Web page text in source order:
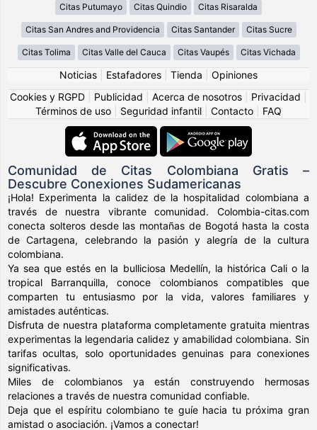
Citas Putumayo Citas Quindio Citas Risaralda
Citas San Andres and Providencia Citas Santander Citas Sucre
Citas Tolima Citas Valle del Cauca Citas Vaupés Citas Vichada
Noticias Estafadores Tienda
Opiniones
Cookies y RGPD
Publicidad Acerca de nosotros Privacidad
Términos de uso
Seguridad infantil Contacto FAQ
Comunidad de Citas Colombiana Gratis –
Descubre Conexiones Sudamericanas
¡Hola! Experimenta la calidez de la hospitalidad colombiana a
través de nuestra vibrante comunidad. Colombia-citas.com
conecta solteros desde las montañas de Bogotá hasta la costa
de Cartagena, celebrando la pasión y alegría de la cultura
colombiana.
Ya sea que estés en la bulliciosa Medellín, la histórica Cali o la
tropical Barranquilla, conoce colombianos compatibles que
comparten tu entusiasmo por la vida, valores familiares y
amistades auténticas.
Disfruta de nuestra plataforma completamente gratuita mientras
experimentas la legendaria calidez y amabilidad colombiana. Sin
tarifas ocultas, solo oportunidades genuinas para conexiones
significativas.
Miles de colombianos ya están construyendo hermosas
relaciones a través de nuestra comunidad confiable.
Deja que el espíritu colombiano te guíe hacia tu próxima gran
amistad o asociación. ¡Vamos a conectar!